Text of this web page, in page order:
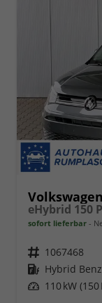
sofort lieferbar
Fahrzeugnr. 1067468
Kraftstoff Hybrid
Leistung 110 kW (150